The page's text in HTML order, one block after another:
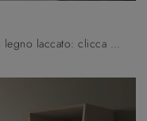
Mobili soggiorno Fratelli Mirandola in legno laccato: clicca e ottieni informazioni sul modello Unikawood 17, perfetto per ultimare spazi moderni.